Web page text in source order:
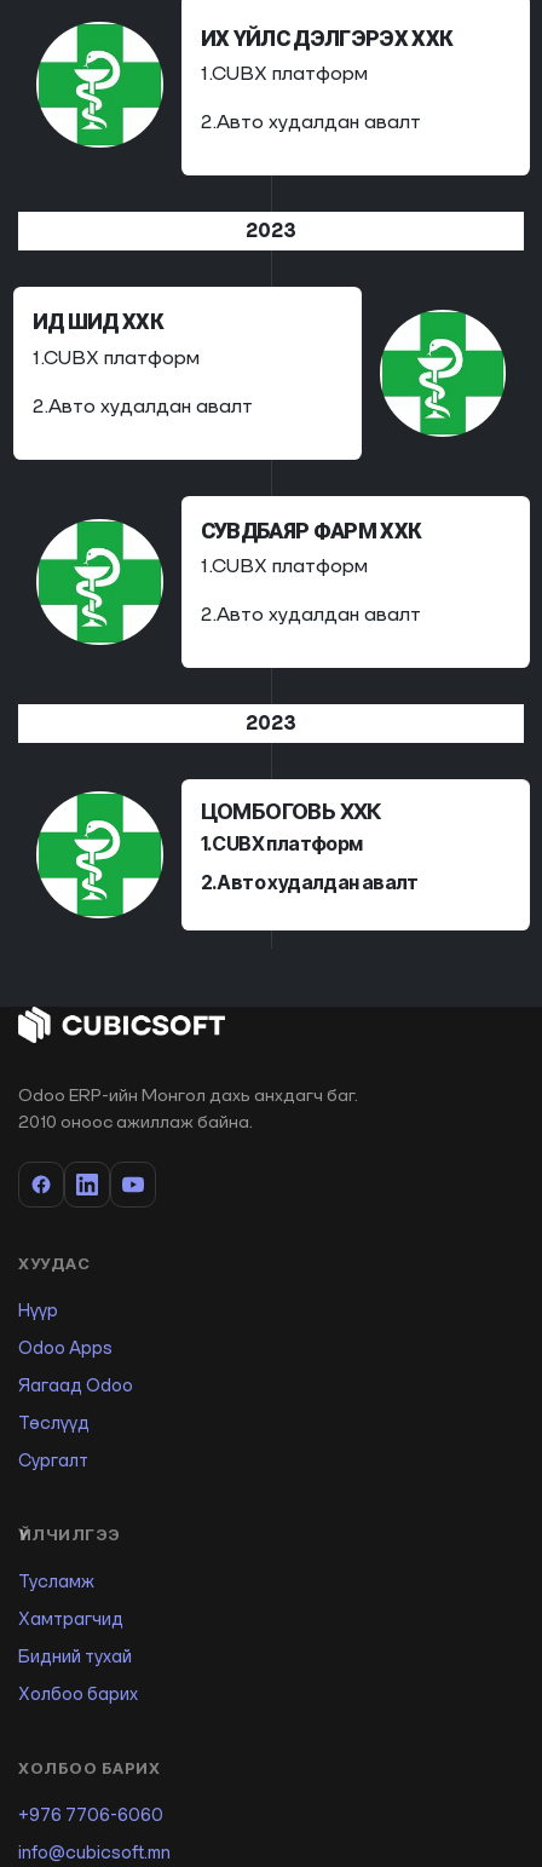
ИХ ҮЙЛС ДЭЛГЭРЭХ ХХК
1.CUBX платформ
2.Авто худалдан авалт
2023
ИД ШИД ХХК
1.CUBX платформ
2.Авто худалдан авалт
СУВДБАЯР ФАРМ ХХК
1.CUBX платформ
2.Авто худалдан авалт
2023
ЦОМБОГОВЬ ХХК
1.CUBX платформ
2.Авто худалдан авалт
Odoo ERP-ийн Монгол дахь анхдагч баг.
2010 оноос ажиллаж байна.
ХУУДАС
Нүүр
Odoo Apps
Яагаад Odoo
Төслүүд
Сургалт
ҮЙЛЧИЛГЭЭ
Тусламж
Хамтрагчид
Бидний тухай
Холбоо барих
ХОЛБОО БАРИХ
+976 7706-6060
info@cubicsoft.mn